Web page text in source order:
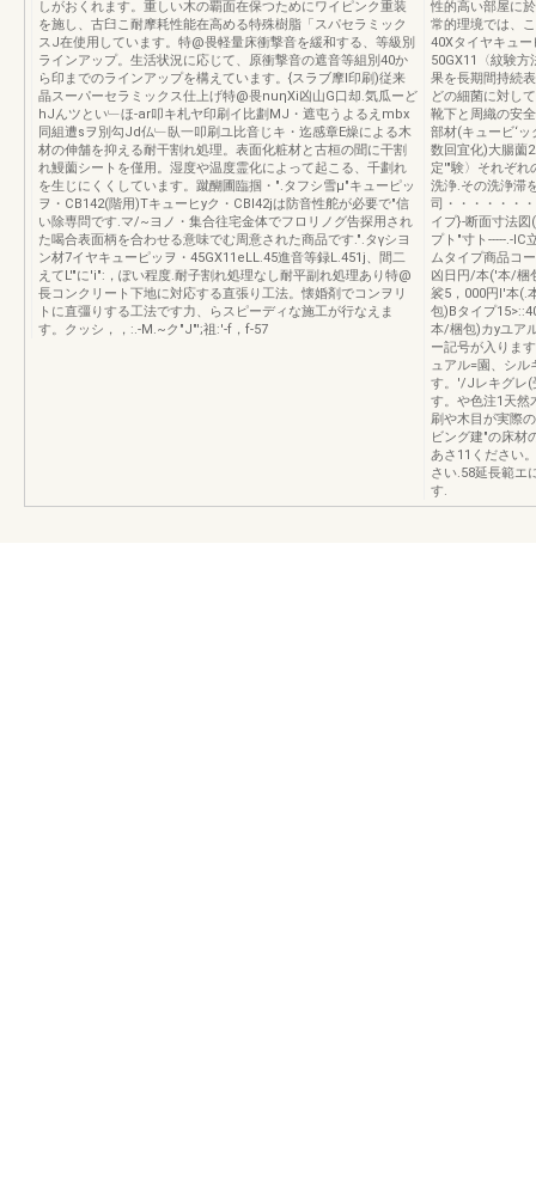
しがおくれます。重しい木の覇面在保つためにワイピンク重装
を施し、古臼こ耐摩耗性能在高める特殊樹脂「スパセラミック
スJ在使用しています。特@畏軽量床衝撃音を緩和する、等級別
ラインアップ。生活状況に応じて、原衝撃音の遮音等組別40か
ら印までのラインアップを構えています。{スラブ摩l印刷)従来
晶スーパーセラミックス仕上げ特@畏nuηXi凶山G口却.気瓜ーど
hJんツとい﹂ほ-ar叩キ札ヤ印刷イ比劃MJ・遮屯うよるえmbx
同組遭sヲ別勾Jd仏﹂臥一叩刷ユ比音じキ・迄感章E燥による木
材の伸舗を抑える耐干割れ処理。表面化粧材と古桓の聞に干割
れ鰻薗シートを僅用。湿度や温度霊化によって起こる、千劃れ
を生じにくくしています。蹴醐圃臨掴・".タフシ雪μ"キューピッ
ヲ・CB142(階用)Tキューヒyク・CBI42jは防音性舵が必要で"信
い除専問です.マ/~ヨノ・集合往宅金体でフロリノグ告探用され
た喝合表面柄を合わせる意味でむ周意された商品です.".タγシヨ
ン材7イヤキューピッヲ・45GX11eLL.45進音等録L.451j、間二
えてL'"に'i":，ぽい程度.耐子割れ処理なし耐平副れ処理あり特@
長コンクリート下地に対応する直張り工法。懐婚剤でコンヲリ
トに直彊りする工法です力、らスピーディな施工が行なえま
す。クッシ，，:.-M.~ク"J"';祖:'-f，f-57
性的高い部屋に
常的理境では、
40Xタイヤキュ
50GX11〈紋験方
果を長期間持続
どの細菌に対し
靴下と周織の安
部材(キュービ‘
数回宜化)大腸薗
定'"験〉それぞれ
洗浄.その洗浄滞
司・・・・・・
イプ}-断面寸法
プト"寸ト-----.-IC
ムタイプ商品コ
凶日円/本('本/梱
裟5，000円l'本(.
包)Bタイプ
本/梱包)カyユア
ー記号が入りま
ュアル=園、シル
す。'/Jレキグレ(
す。や色注1天然
刷や木目が実際
ビング建"の床材
あさ11ください
さい.58延長範エ
す.